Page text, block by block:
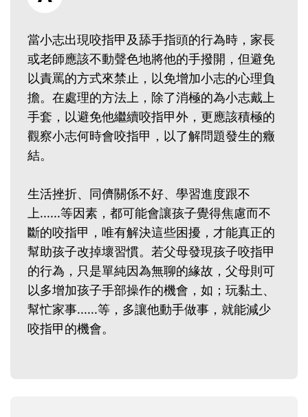
當小志出現咬指甲及舔手指頭的行為時，家長
或老師應該不動聲色地將他的手撥開，但避免
以責罵的方式來禁止，以免增加小志的心理負
擔。在處理的方法上，除了消極的為小志戴上
手套，以避免他繼續咬指甲外，更應該積極的
觀察小志何時會咬指甲，以了解問題發生的癥
結。
生活挫折、同儕關係不好、學習進度跟不
上......等因素，都可能會讓孩子覺得焦慮而不
斷的咬指甲，唯有解決這些困擾，才能真正的
幫助孩子改掉壞習慣。若父母發現孩子咬指甲
的行為，只是單純因為無聊的緣故，父母則可
以多增加孩子手部操作的機會，如；玩黏土、
幫忙家事......等，多讓他動手做事，就能減少
咬指甲的機會。